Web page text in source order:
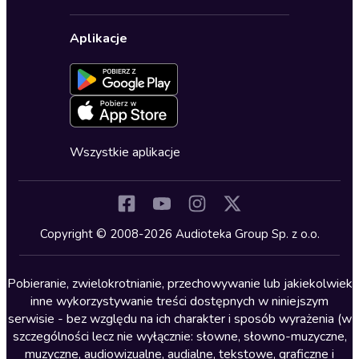
Biznes, marketing, ekonomia
Dla młodzieży
Kryminały
Lektury szkolne
Literatura anglojęzyczna
Literatura faktu
Literatura obyczajowa
Ustawienia prywatności
Formularz zgłaszania nielegalnych treści
Deklaracja dostępności
Oferta dla firm i bibliotek
Dołącz do newslettera
Blog
Zapowiedzi
Cykle audiobooków
Aplikacje
Wszystkie aplikacje
Copyright © 2008-2026 Audioteka Group Sp. z o.o.
Pobieranie, zwielokrotnianie, przechowywanie lub jakiekolwiek
inne wykorzystywanie treści dostępnych w niniejszym
serwisie - bez względu na ich charakter i sposób wyrażenia (w
szczególności lecz nie wyłącznie: słowne, słowno-muzyczne,
muzyczne, audiowizualne, audialne, tekstowe, graficzne i